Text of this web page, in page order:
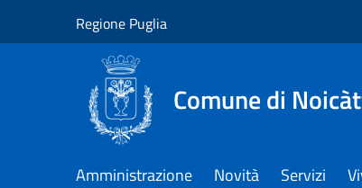
Regione Puglia
Comune di
Amministrazione Novità Servizi